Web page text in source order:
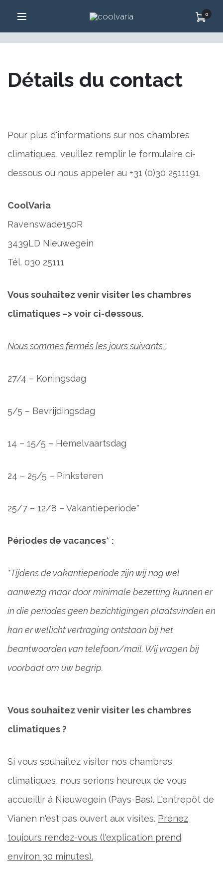
0
Contact
Détails du contact
Pour plus d'informations sur nos chambres
climatiques, veuillez remplir le formulaire ci-
dessous ou nous appeler au +31 (0)30 2511191.
CoolVaria
Ravenswade150R
3439LD Nieuwegein
Tél. 030 25111
Vous souhaitez venir visiter les chambres
climatiques –> voir ci-dessous.
Nous sommes fermés les jours suivants :
27/4 – Koningsdag
5/5 – Bevrijdingsdag
14 – 15/5 – Hemelvaartsdag
24 – 25/5 – Pinksteren
25/7 – 12/8 – Vakantieperiode*
Périodes de vacances* :
*Tijdens de vakantieperiode zijn wij nog wel
aanwezig maar door minimale bezetting kunnen er
in die periodes geen bezichtigingen plaatsvinden en
kan er wellicht vertraging ontstaan bij het
beantwoorden van telefoon/mail. Wij vragen bij
voorbaat om uw begrip.
Vous souhaitez venir visiter les chambres
climatiques ?
Si vous souhaitez visiter nos chambres
climatiques, nous serions heureux de vous
accueillir à Nieuwegein (Pays-Bas). L'entrepôt de
Vianen n'est pas ouvert aux visites. Prenez
toujours rendez-vous (l'explication prend
environ 30 minutes).